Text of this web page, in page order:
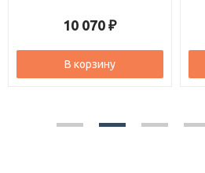
10 070 ₽
В корзину